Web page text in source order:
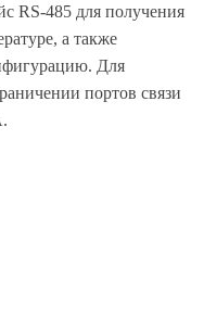
RS-485 для получения
а также
Для
портов связи